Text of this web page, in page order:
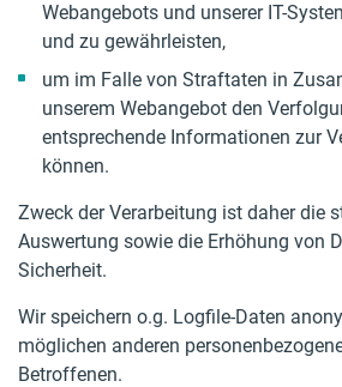
Webangebots und unserer IT-
und zu gewährleisten,
um im Falle von Straftaten in
unserem Webangebot den
entsprechende Informationen zur
können.
Zweck der Verarbeitung ist daher die
Auswertung sowie die Erhöhung von
Sicherheit.
Wir speichern o.g. Logfile-Daten
möglichen anderen
Betroffenen.